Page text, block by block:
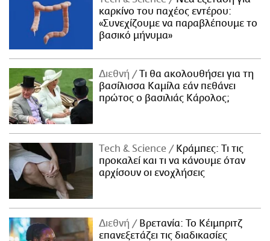
καρκίνο του παχέος εντέρου:
«Συνεχίζουμε να παραβλέπουμε το
βασικό μήνυμα»
Διεθνή
Τι θα ακολουθήσει για τη
βασίλισσα Καμίλα εάν πεθάνει
πρώτος ο βασιλιάς Κάρολος;
Τech & Science
Κράμπες: Τι τις
προκαλεί και τι να κάνουμε όταν
αρχίσουν οι ενοχλήσεις
Διεθνή
Βρετανία: Το Κέιμπριτζ
επανεξετάζει τις διαδικασίες